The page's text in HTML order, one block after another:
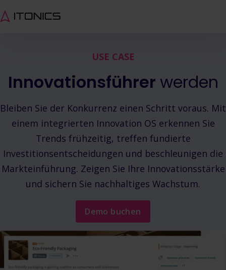
USE CASE
Innovationsführer werden
Bleiben Sie der Konkurrenz einen Schritt voraus. Mit
einem integrierten Innovation OS erkennen Sie
Trends frühzeitig, treffen fundierte
Investitionsentscheidungen und beschleunigen die
Markteinführung. Zeigen Sie Ihre Innovationsstärke
und sichern Sie nachhaltiges Wachstum.
Demo buchen